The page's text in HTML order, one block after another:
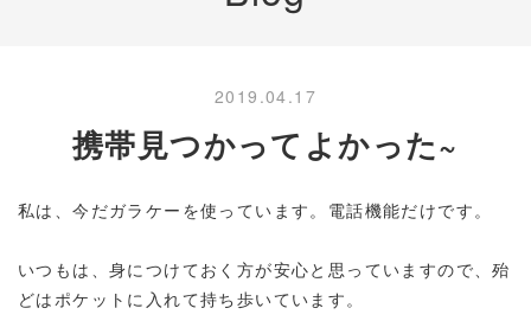
2019.04.17
携帯見つかってよかった~
私は、今だガラケーを使っています。電話機能だけです。
いつもは、身につけておく方が安心と思っていますので、殆
どはポケットに入れて持ち歩いています。